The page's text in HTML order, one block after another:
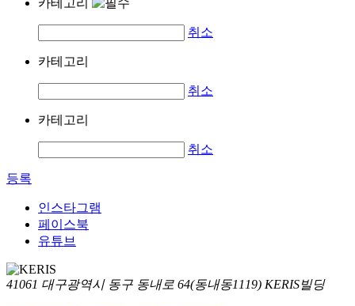
카테고리
취소
카테고리
취소
카테고리
취소
등록
인스타그램
페이스북
유튜브
41061 대구광역시 동구 동내로 64(동내동1119) KERIS빌딩